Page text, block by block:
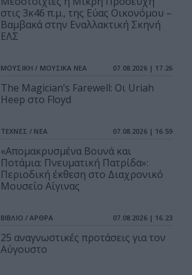
στις 3κ46 π.μ., της Εύας Οικονόμου –
Βαμβακά στην Εναλλακτική Σκηνή
ΕΛΣ
ΜΟΥΣΙΚΗ / ΜΟΥΣΙΚΑ ΝΕΑ 07.08.2026 | 17.26
The Magician’s Farewell: Οι Uriah
Heep στο Floyd
ΤΕΧΝΕΣ / ΝΕΑ 07.08.2026 | 16.59
«Απομακρυσμένα Βουνά και
Ποτάμια: Πνευματική Πατρίδα»:
Περιοδική έκθεση στο Διαχρονικό
Μουσείο Αίγινας
ΒΙΒΛΙΟ / ΑΡΘΡΑ 07.08.2026 | 16.23
25 αναγνωστικές προτάσεις για τον
Αύγουστο